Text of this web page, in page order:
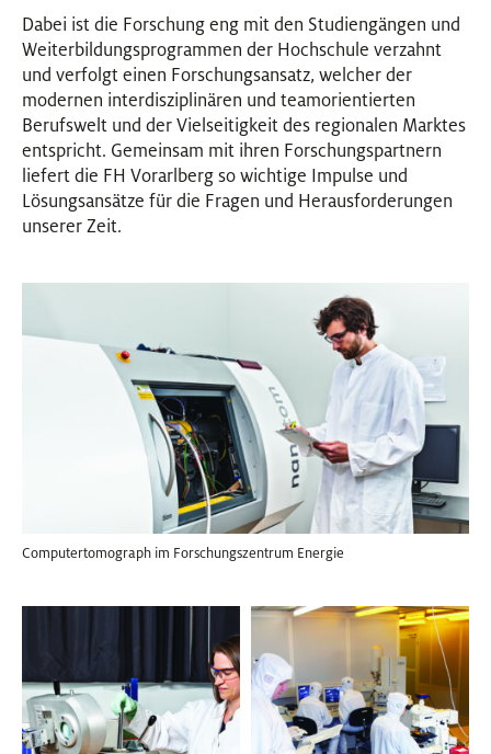
Dabei ist die Forschung eng mit den Studiengängen und
Weiterbildungsprogrammen der Hochschule verzahnt
und verfolgt einen Forschungsansatz, welcher der
modernen interdisziplinären und teamorientierten
Berufswelt und der Vielseitigkeit des regionalen Marktes
entspricht. Gemeinsam mit ihren Forschungspartnern
liefert die FH Vorarlberg so wichtige Impulse und
Lösungsansätze für die Fragen und Herausforderungen
unserer Zeit.
Computertomograph im Forschungszentrum Energie